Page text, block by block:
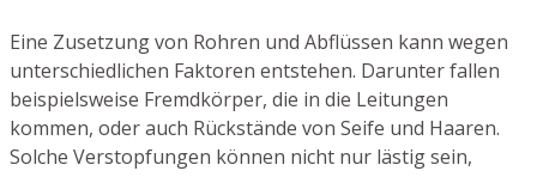
Eine Zusetzung von Rohren und Abflüssen kann wegen
unterschiedlichen Faktoren entstehen. Darunter fallen
beispielsweise Fremdkörper, die in die Leitungen
kommen, oder auch Rückstände von Seife und Haaren.
Solche Verstopfungen können nicht nur lästig sein,